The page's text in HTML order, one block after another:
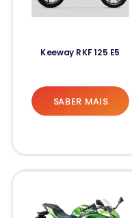
Keeway RKF 125 E5
SABER MAIS